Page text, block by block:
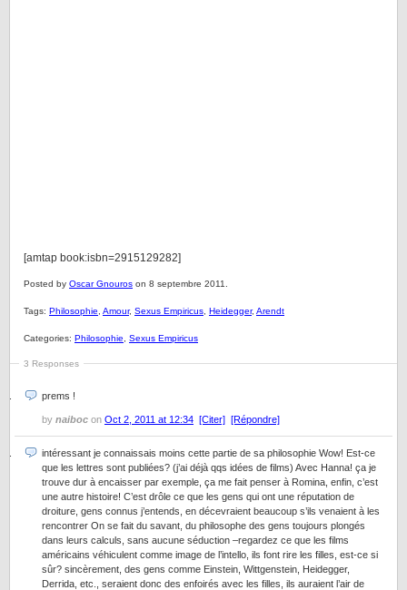
[amtap book:isbn=2915129282]
Posted by Oscar Gnouros on 8 septembre 2011.
Tags: Philosophie Amour, Sexus Empiricus Heidegger, Arendt
Categories: Philosophie Sexus Empiricus
3 Responses
prems !
by naiboc on Oct 2, 2011 at 12:34 [Citer] [Répondre]
intéressant je connaissais moins cette partie de sa philosophie Wow! Est-ce
que les lettres sont publiées? (j’ai déjà qqs idées de films) Avec Hanna! ça je
trouve dur à encaisser par exemple, ça me fait penser à Romina, enfin, c’est
une autre histoire! C’est drôle ce que les gens qui ont une réputation de
droiture, gens connus j’entends, en décevraient beaucoup s’ils venaient à les
rencontrer On se fait du savant, du philosophe des gens toujours plongés
dans leurs calculs, sans aucune séduction –regardez ce que les films
américains véhiculent comme image de l’intello, ils font rire les filles, est-ce si
sûr? sincèrement, des gens comme Einstein, Wittgenstein, Heidegger,
Derrida, etc., seraient donc des enfoirés avec les filles, ils auraient l’air de